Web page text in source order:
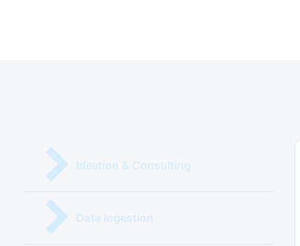
Ideation & Consulting
Data Ingestion